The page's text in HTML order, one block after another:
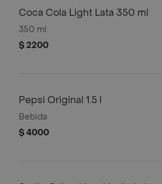
Coca Cola Light Lata 350 ml
350 ml
$ 2200
Pepsi Original 1.5 l
Bebida
$ 4000